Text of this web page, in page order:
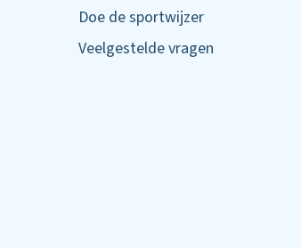
Doe de sportwijzer
Veelgestelde vragen